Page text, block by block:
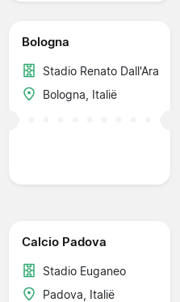
Bologna
Stadio Renato Dall'Ara
Bologna, Italië
Calcio Padova
Stadio Euganeo
Padova, Italië